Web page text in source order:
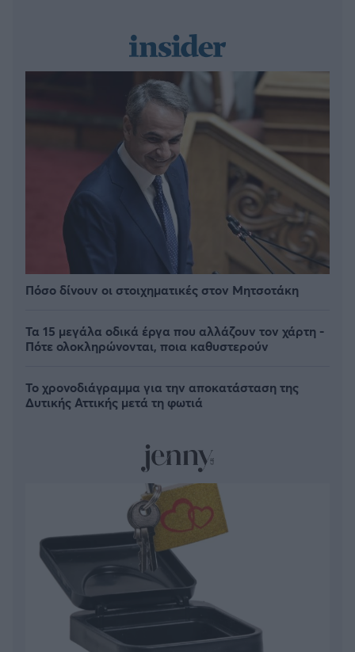
Πόσο δίνουν οι στοιχηματικές στον Μητσοτάκη
Τα 15 μεγάλα οδικά έργα που αλλάζουν τον χάρτη -
Πότε ολοκληρώνονται, ποια καθυστερούν
Το χρονοδιάγραμμα για την αποκατάσταση της
Δυτικής Αττικής μετά τη φωτιά